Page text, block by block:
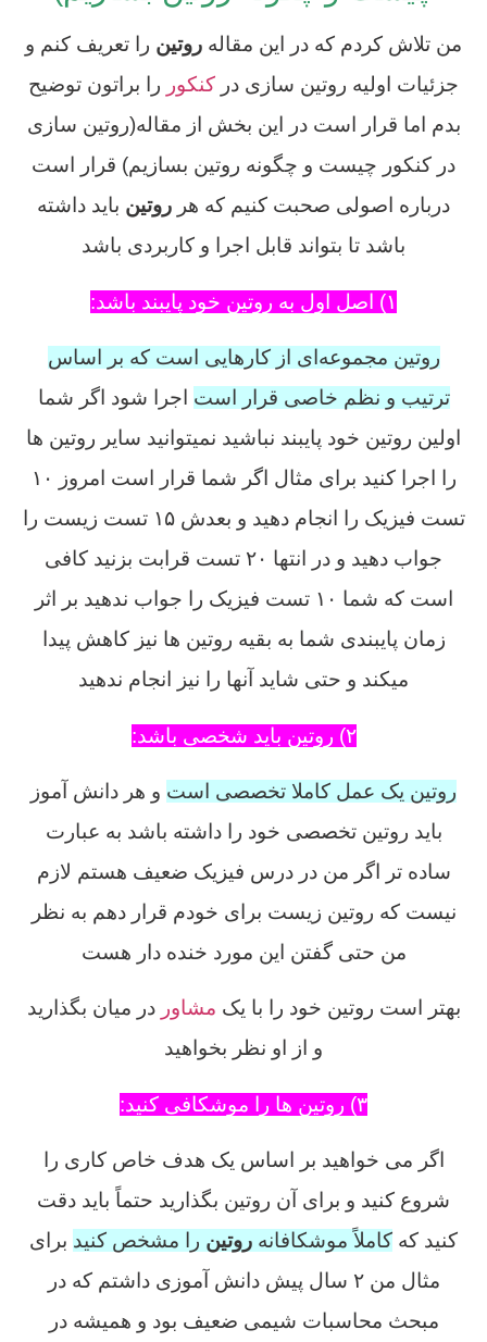
من تلاش کردم که در این مقاله روتین را تعریف کنم و
جزئیات اولیه روتین سازی در کنکور را براتون توضیح
بدم اما قرار است در این بخش از مقاله(روتین سازی
در کنکور چیست و چگونه روتین بسازیم) قرار است
درباره اصولی صحبت کنیم که هر روتین باید داشته
باشد تا بتواند قابل اجرا و کاربردی باشد
۱) اصل اول به روتین خود پایبند باشد:
روتین مجموعه‌ای از کارهایی است که بر اساس
ترتیب و نظم خاصی قرار است اجرا شود اگر شما
اولین روتین خود پایبند نباشید نمیتوانید سایر روتین ها
را اجرا کنید برای مثال اگر شما قرار است امروز ۱۰
تست فیزیک را انجام دهید و بعدش ۱۵ تست زیست را
جواب دهید و در انتها ۲۰ تست قرابت بزنید کافی
است که شما ۱۰ تست فیزیک را جواب ندهید بر اثر
زمان پایبندی شما به بقیه روتین ها نیز کاهش پیدا
میکند و حتی شاید آنها را نیز انجام ندهید
۲) روتین باید شخصی باشد:
روتین یک عمل کاملا تخصصی است و هر دانش آموز
باید روتین تخصصی خود را داشته باشد به عبارت
ساده تر اگر من در درس فیزیک ضعیف هستم لازم
نیست که روتین زیست برای خودم قرار دهم به نظر
من حتی گفتن این مورد خنده دار هست
بهتر است روتین خود را با یک مشاور در میان بگذارید
و از او نظر بخواهید
۳) روتین ها را موشکافی کنید:
اگر می خواهید بر اساس یک هدف خاص کاری را
شروع کنید و برای آن روتین بگذارید حتماً باید دقت
کنید که کاملاً موشکافانه روتین را مشخص کنید برای
مثال من ۲ سال پیش دانش آموزی داشتم که در
مبحث محاسبات شیمی ضعیف بود و همیشه در